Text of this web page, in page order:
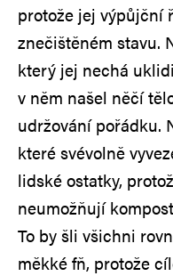
protože jej výpůjční
znečištěném stavu.
který jej nechá
v něm našel něčí
udržování pořádku.
které svévolně
lidské ostatky,
neumožňují
To by šli všichni
měkké fň, protože